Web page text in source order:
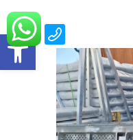
פתח
0